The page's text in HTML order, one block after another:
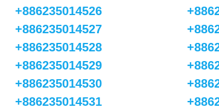
+886235014526
+886235014527
+886235014528
+886235014529
+886235014530
+886235014531